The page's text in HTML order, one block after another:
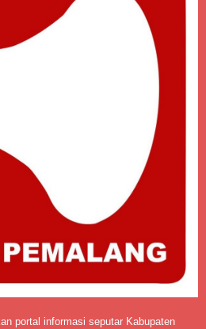
portal informasi seputar Kabupaten